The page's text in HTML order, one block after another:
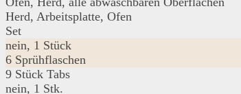
Herd, Arbeitsplatte, Ofen
Set
nein, 1 Stück
6 Sprühflaschen
9 Stück Tabs
nein, 1 Stk.